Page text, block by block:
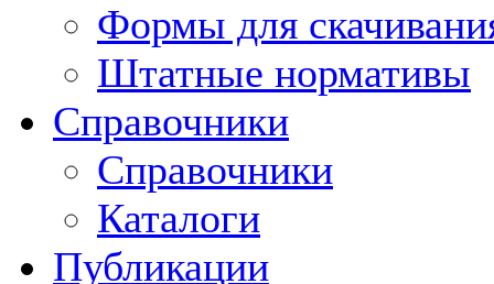
Формы для
Штатные нормативы
Справочники
Справочники
Каталоги
Публикации